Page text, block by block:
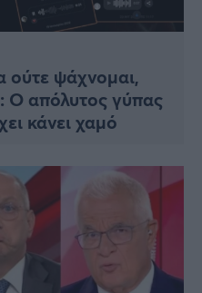
ούτε ψάχνομαι,
O απόλυτος γύπας
κάνει χαμό